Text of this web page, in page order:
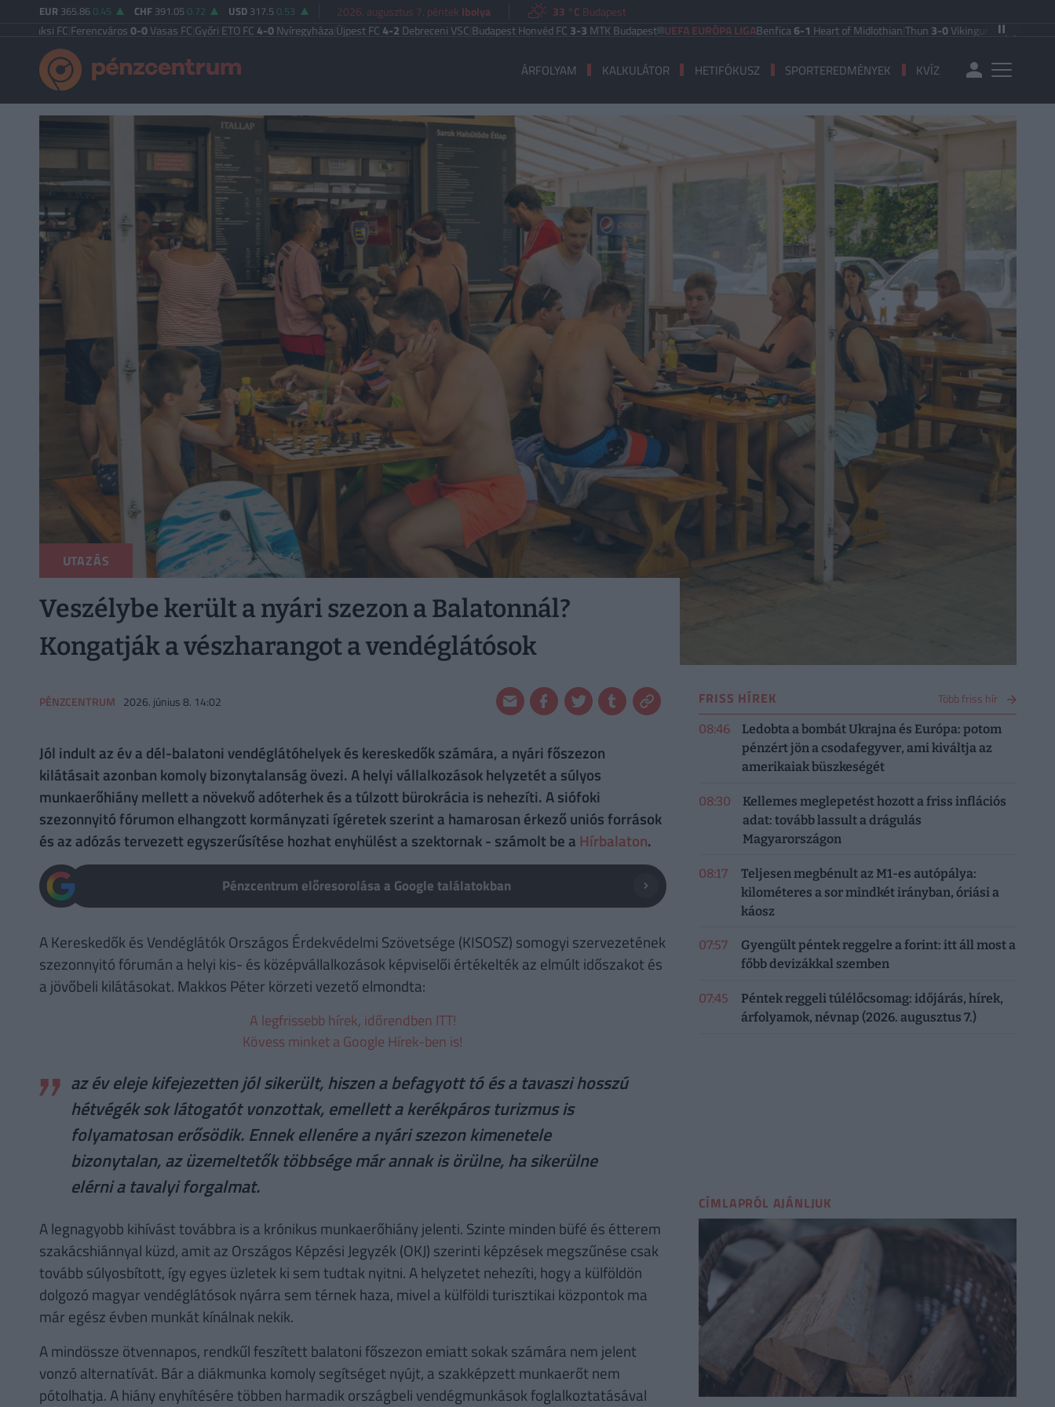
EUR 365.86 0.45 CHF 391.05 0.72 USD 317.5 0.53 2026. augusztus 7. péntek Ibolya 33 °C Budapest
Ferencváros0-0Vasas FC|Győri ETO FC4-0Nyíregyháza|Újpest FC4-2Debreceni VSC|Budapest Honvéd FC3-3MTK Budapest UEFA EURÓPA LIGABenfica6-1Heart of Midlothian|Thun3-0Vikingur Reykjavik PAOK
ÁRFOLYAM KALKULÁTOR HETIFÓKUSZ SPORTEREDMÉNYEK KVÍZ
UTAZÁS
Veszélybe került a nyári szezon a Balatonnál?
Kongatják a vészharangot a vendéglátósok
PÉNZCENTRUM 2026. június 8. 14:02
Jól indult az év a dél-balatoni vendéglátóhelyek és kereskedők számára, a nyári főszezon
kilátásait azonban komoly bizonytalanság övezi. A helyi vállalkozások helyzetét a súlyos
munkaerőhiány mellett a növekvő adóterhek és a túlzott bürokrácia is nehezíti. A siófoki
szezonnyitó fórumon elhangzott kormányzati ígéretek szerint a hamarosan érkező uniós források
és az adózás tervezett egyszerűsítése hozhat enyhülést a szektornak - számolt be a Hírbalaton.
Pénzcentrum előresorolása a Google találatokban
A Kereskedők és Vendéglátók Országos Érdekvédelmi Szövetsége (KISOSZ) somogyi szervezetének
szezonnyitó fórumán a helyi kis- és középvállalkozások képviselői értékelték az elmúlt időszakot és
a jövőbeli kilátásokat. Makkos Péter körzeti vezető elmondta:
A legfrissebb hírek, időrendben ITT!
Kövess minket a Google Hírek-ben is!
az év eleje kifejezetten jól sikerült, hiszen a befagyott tó és a tavaszi hosszú
hétvégék sok látogatót vonzottak, emellett a kerékpáros turizmus is
folyamatosan erősödik. Ennek ellenére a nyári szezon kimenetele
bizonytalan, az üzemeltetők többsége már annak is örülne, ha sikerülne
elérni a tavalyi forgalmat.
A legnagyobb kihívást továbbra is a krónikus munkaerőhiány jelenti. Szinte minden büfé és étterem
szakácshiánnyal küzd, amit az Országos Képzési Jegyzék (OKJ) szerinti képzések megszűnése csak
tovább súlyosbított, így egyes üzletek ki sem tudtak nyitni. A helyzetet nehezíti, hogy a külföldön
dolgozó magyar vendéglátósok nyárra sem térnek haza, mivel a külföldi turisztikai központok ma
már egész évben munkát kínálnak nekik.
A mindössze ötvennapos, rendkűl feszített balatoni főszezon emiatt sokak számára nem jelent
vonzó alternatívát. Bár a diákmunka komoly segítséget nyújt, a szakképzett munkaerőt nem
pótolhatja. A hiány enyhítésére többen harmadik országbeli vendégmunkások foglalkoztatásával
FRISS HÍREK Több friss hír
08:46
Ledobta a bombát Ukrajna és Európa: potom
pénzért jön a csodafegyver, ami kiváltja az
amerikaiak büszkeségét
08:30
Kellemes meglepetést hozott a friss inflációs
adat: tovább lassult a drágulás
Magyarországon
08:17
Teljesen megbénult az M1-es autópálya:
kilométeres a sor mindkét irányban, óriási a
káosz
07:57
Gyengült péntek reggelre a forint: itt áll most a
főbb devizákkal szemben
07:45
Péntek reggeli túlélőcsomag: időjárás, hírek,
árfolyamok, névnap (2026. augusztus 7.)
CÍMLAPRÓL AJÁNLJUK